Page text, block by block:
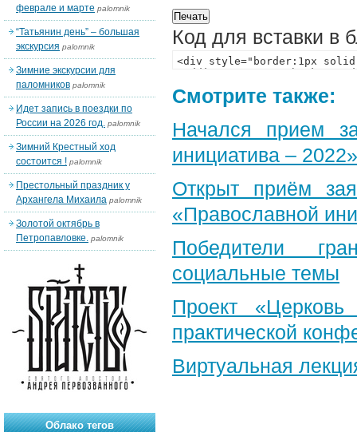
Код для вставки в
Смотрите также:
Начался прием
инициатива – 2022»
Открыт приём
«Православной
Победители
социальные темы
Проект
практической
Виртуальная
феврале и марте palomnik
“Татьянин день” – большая
экскурсия palomnik
Зимние экскурсии для
паломников palomnik
Идет запись в поездки по
России на 2026 год. palomnik
Зимний Крестный ход
состоится ! palomnik
Престольный праздник у
Архангела Михаила palomnik
Золотой октябрь в
Петропавловке. palomnik
Облако тегов